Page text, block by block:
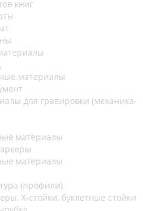
книг
материалы
для гравировки (механика-
материалы
материалы
(профили)
Х-стойки, буклетные стойки